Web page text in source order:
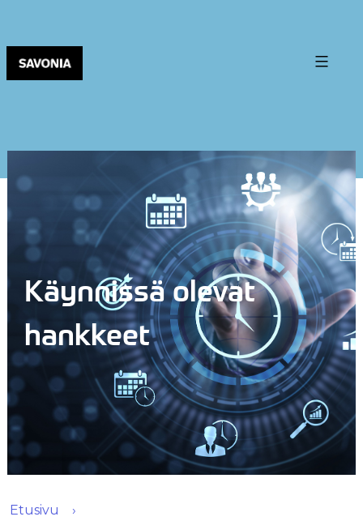
Käynnissä olevat
hankkeet
Etusivu